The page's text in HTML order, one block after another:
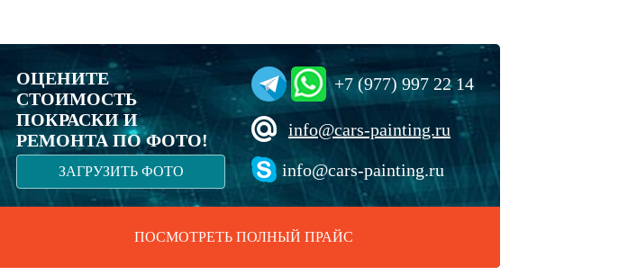
ОЦЕНИТЕ
СТОИМОСТЬ
ПОКРАСКИ И
РЕМОНТА ПО ФОТО!
ЗАГРУЗИТЬ ФОТО
+7 (977) 997 22 14
info@cars-painting.ru
info@cars-painting.ru
ПОСМОТРЕТЬ ПОЛНЫЙ ПРАЙС